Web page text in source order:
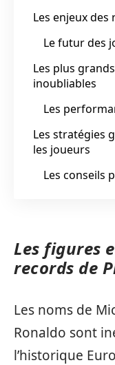
Les enjeux
Le futur des
Les plus
inoubliables
Les
Les stratégies
les joueurs
Les conseils
Les figures
records de
Les noms de
Ronaldo sont
l’historique